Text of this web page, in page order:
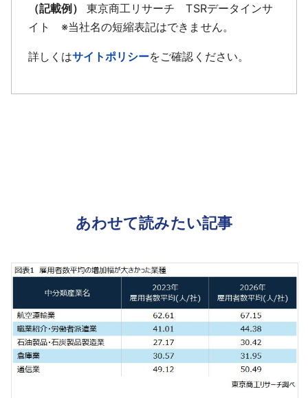
（記載例）
東京商工リサーチ TSRデータインサ
イト ※当社名の短縮表記はできません。
詳しくはサイトポリシーをご確認ください。
あわせて読みたい記事